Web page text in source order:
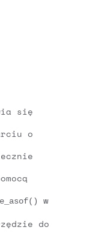
się
o
w
do